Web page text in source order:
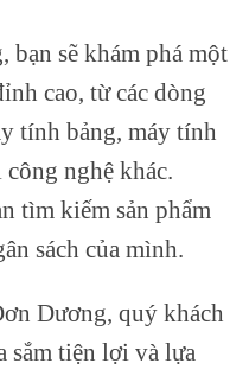
sẽ khám phá một
cao, từ các dòng
tính bảng, máy tính
nghệ khác.
tìm kiếm sản phẩm
sách của mình.
Dương, quý khách
sắm tiện lợi và lựa